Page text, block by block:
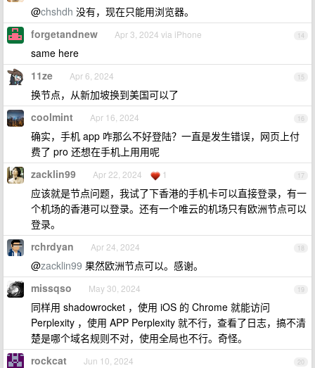
@chshdh 没有，现在只能用浏览器。
14
forgetandnew Apr 3, 2024 via iPhone
same here
15
11ze Apr 6, 2024
换节点，从新加坡换到美国可以了
16
coolmint Apr 16, 2024
确实，手机 app 咋那么不好登陆？一直是发生错误，网页上付
费了 pro 还想在手机上用用呢
17
zacklin99 Apr 22, 2024 1
应该就是节点问题，我试了下香港的手机卡可以直接登录，有一
个机场的香港可以登录。还有一个唯云的机场只有欧洲节点可以
登录。
18
rchrdyan Apr 24, 2024
@zacklin99 果然欧洲节点可以。感谢。
19
missqso May 30, 2024
同样用 shadowrocket ，使用 iOS 的 Chrome 就能访问
Perplexity ，使用 APP Perplexity 就不行，查看了日志，搞不清
楚是哪个域名规则不对，使用全局也不行。奇怪。
20
rockcat Jun 10, 2024